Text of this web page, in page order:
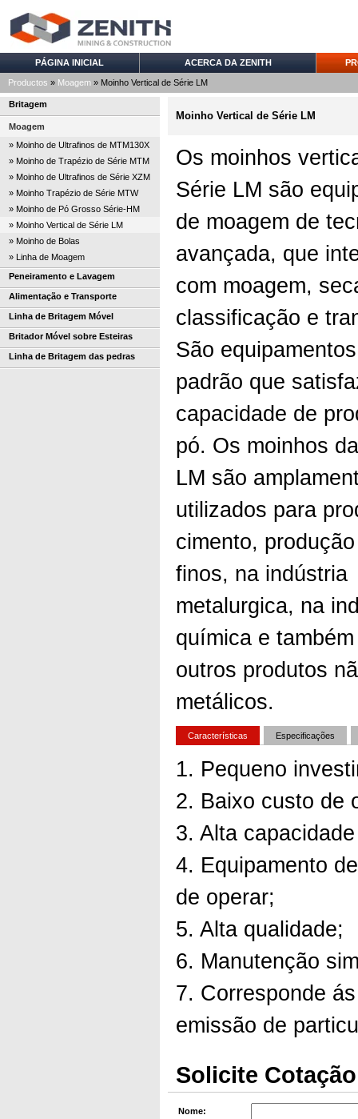
PÁGINA INICIAL ACERCA DA ZENITH
Productos » Moagem » Moinho Vertical de Série LM
Britagem
Moagem
» Moinho de Ultrafinos de MTM130X
» Moinho de Trapézio de Série MTM
» Moinho de Ultrafinos de Série XZM
» Moinho Trapézio de Série MTW
» Moinho de Pó Grosso Série-HM
» Moinho Vertical de Série LM
» Moinho de Bolas
» Linha de Moagem
Peneiramento e Lavagem
Alimentação e Transporte
Linha de Britagem Móvel
Britador Móvel sobre Esteiras
Linha de Britagem das pedras
Moinho Vertical de Série LM
Os moinhos
Série LM são
de moagem de
avançada, que
com moagem,
classificação e
São
padrão que
capacidade de
pó. Os moinhos
LM são
utilizados para
cimento,
finos, na indústria
metalurgica, na
química e
outros produtos
metálicos.
Características Especificações
1. Pequeno
2. Baixo custo de
3. Alta
4. Equipamento
de operar;
5. Alta qualidade;
6. Manutenção
7. Corresponde
emissão de
Solicite Cotação
Nome: